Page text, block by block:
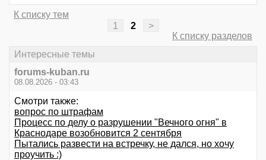
К списку тем
1
2
>
К списку разделов
Интересные темы
forums-kuban.ru
08.08.2026 - 03:43
Смотри также:
вопрос по штрафам
Процесс по делу о разрушении "Вечного огня" в
Краснодаре возобновится 2 сентября
Пытались развести на встречку, не дался, но хочу
проучить :)